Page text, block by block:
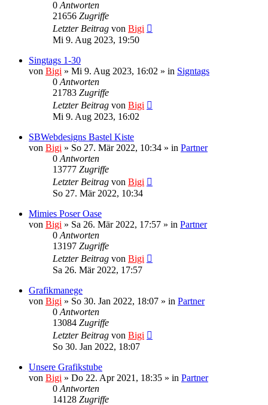
0 Antworten
21656 Zugriffe
Letzter Beitrag von Bigi
Mi 9. Aug 2023, 19:50
Singtags 1-30
von Bigi » Mi 9. Aug 2023, 16:02 » in Signtags
0 Antworten
21783 Zugriffe
Letzter Beitrag von Bigi
Mi 9. Aug 2023, 16:02
SBWebdesigns Bastel Kiste
von Bigi » So 27. Mär 2022, 10:34 » in Partner
0 Antworten
13777 Zugriffe
Letzter Beitrag von Bigi
So 27. Mär 2022, 10:34
Mimies Poser Oase
von Bigi » Sa 26. Mär 2022, 17:57 » in Partner
0 Antworten
13197 Zugriffe
Letzter Beitrag von Bigi
Sa 26. Mär 2022, 17:57
Grafikmanege
von Bigi » So 30. Jan 2022, 18:07 » in Partner
0 Antworten
13084 Zugriffe
Letzter Beitrag von Bigi
So 30. Jan 2022, 18:07
Unsere Grafikstube
von Bigi » Do 22. Apr 2021, 18:35 » in Partner
0 Antworten
14128 Zugriffe